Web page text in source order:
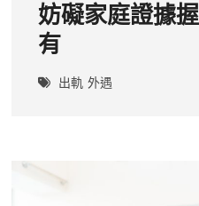
妨礙家庭證據
有‎
出軌 外遇